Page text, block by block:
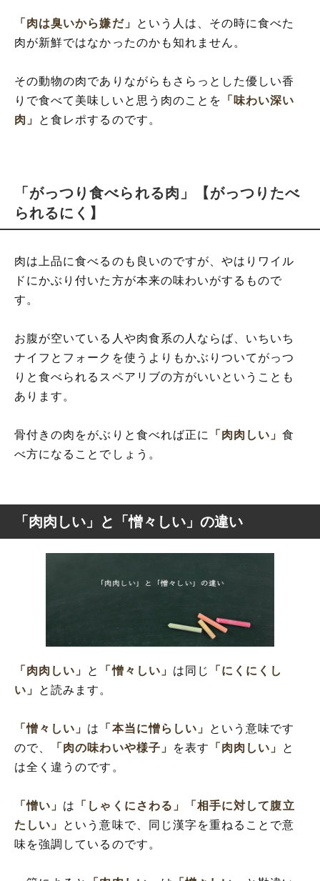
「肉は臭いから嫌だ」
という人は、その時に食べた
肉が新鮮ではなかったのかも知れません。
その動物の肉でありながらもさらっとした優しい香
りで食べて美味しいと思う肉のことを
「味わい深い
肉」
と食レポするのです。
「がっつり食べられる肉」【がっつりたべ
られるにく】
肉は上品に食べるのも良いのですが、やはりワイル
ドにかぶり付いた方が本来の味わいがするもので
す。
お腹が空いている人や肉食系の人ならば、いちいち
ナイフとフォークを使うよりもかぶりついてがっつ
りと食べられるスペアリブの方がいいということも
あります。
骨付きの肉をがぶりと食べれば正に 「肉肉しい」食
べ方になることでしょう。
「肉肉しい」と「憎々しい」の違い
「肉肉しい」 と 「憎々しい」 は同じ
「にくにくし
い」
と読みます。
「憎々しい」 は 「本当に憎らしい」
という意味です
ので、
「肉の味わいや様子」 を表す 「肉肉しい」 と
は全く違うのです。
「憎い」 は 「しゃくにさわる」
「相手に対して腹立
たしい」
という意味で、同じ漢字を重ねることで意
味を強調しているのです。